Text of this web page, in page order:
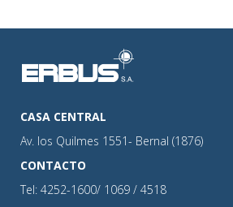
CASA CENTRAL
Av. los Quilmes 1551- Bernal (1876)
CONTACTO
Tel: 4252-1600/ 1069 / 4518